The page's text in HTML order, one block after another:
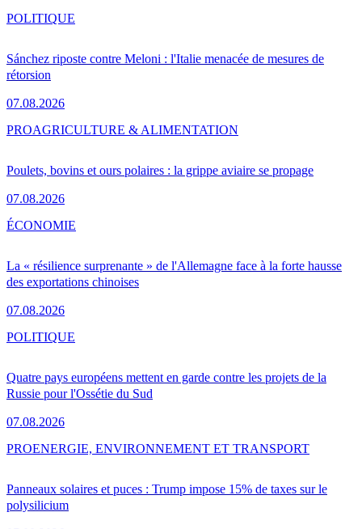
Sánchez riposte contre Meloni : l'Italie menacée de mesures de
rétorsion
07.08.2026
POLITIQUE
Poulets, bovins et ours polaires : la grippe aviaire se propage
07.08.2026
PROAGRICULTURE & ALIMENTATION
La « résilience surprenante » de l'Allemagne face à la forte hausse
des exportations chinoises
07.08.2026
ÉCONOMIE
Quatre pays européens mettent en garde contre les projets de la
Russie pour l'Ossétie du Sud
07.08.2026
POLITIQUE
Panneaux solaires et puces : Trump impose 15% de taxes sur le
polysilicium
PROENERGIE, ENVIRONNEMENT ET TRANSPORT